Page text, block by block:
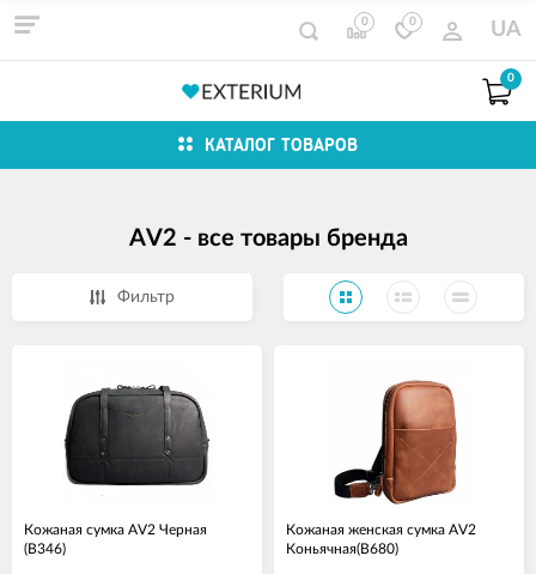
0 0 UA
0
КАТАЛОГ ТОВАРОВ
AV2 - все товары бренда
Фильтр
Кожаная сумка AV2 Черная
(B346)
Кожаная женская сумка AV2
Коньячная(B680)